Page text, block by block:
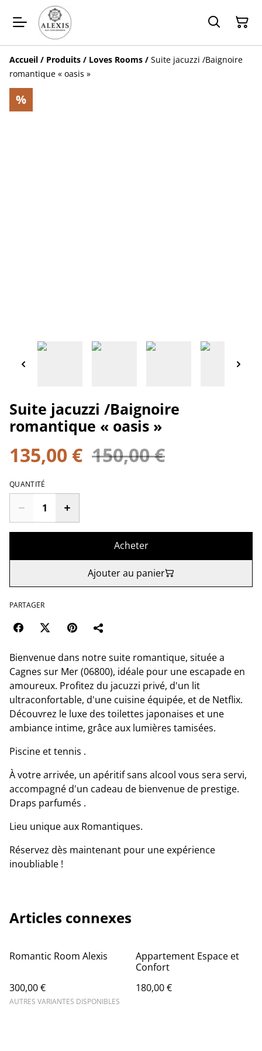
Accueil / Produits / Loves Rooms / Suite jacuzzi /Baignoire
romantique « oasis »
%
Suite jacuzzi /Baignoire
romantique « oasis »
135,00 € 150,00 €
QUANTITÉ
Acheter
Ajouter au panier
PARTAGER
Bienvenue dans notre suite romantique, située a
Cagnes sur Mer (06800), idéale pour une escapade en
amoureux. Profitez du jacuzzi privé, d'un lit
ultraconfortable, d'une cuisine équipée, et de Netflix.
Découvrez le luxe des toilettes japonaises et une
ambiance intime, grâce aux lumières tamisées.
Piscine et tennis .
À votre arrivée, un apéritif sans alcool vous sera servi,
accompagné d'un cadeau de bienvenue de prestige.
Draps parfumés .
Lieu unique aux Romantiques.
Réservez dès maintenant pour une expérience
inoubliable !
Articles connexes
Romantic Room Alexis
300,00 €
AUTRES VARIANTES DISPONIBLES
Appartement Espace et
Confort
180,00 €